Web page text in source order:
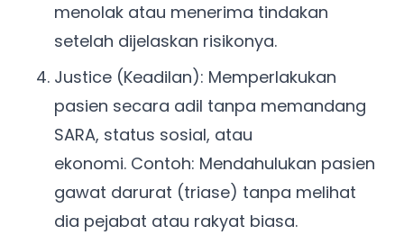
menolak atau menerima tindakan
setelah dijelaskan risikonya.
Justice (Keadilan): Memperlakukan
pasien secara adil tanpa memandang
SARA, status sosial, atau
ekonomi. Contoh: Mendahulukan pasien
gawat darurat (triase) tanpa melihat
dia pejabat atau rakyat biasa.